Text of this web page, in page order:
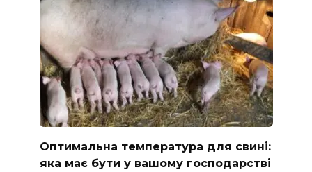
Оптимальна температура для свині:
яка має бути у вашому господарстві